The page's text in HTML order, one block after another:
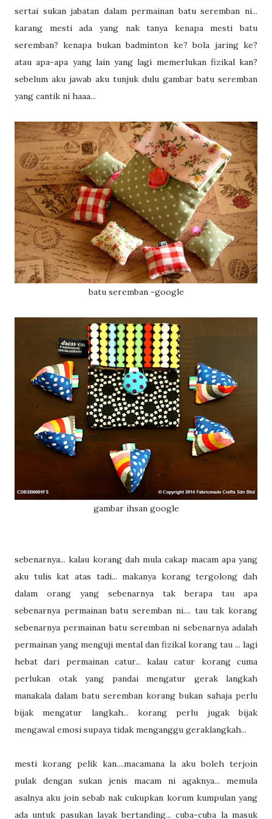
sertai sukan jabatan dalam permainan batu seremban ni...
karang mesti ada yang nak tanya kenapa mesti batu
seremban? kenapa bukan badminton ke? bola jaring ke?
atau apa-apa yang lain yang lagi memerlukan fizikal kan?
sebelum aku jawab aku tunjuk dulu gambar batu seremban
yang cantik ni haaa...
batu seremban -google
gambar ihsan google
sebenarnya... kalau korang dah mula cakap macam apa yang
aku tulis kat atas tadi... makanya korang tergolong dah
dalam orang yang sebenarnya tak berapa tau apa
sebenarnya permainan batu seremban ni.... tau tak korang
sebenarnya permainan batu seremban ni sebenarnya adalah
permainan yang menguji mental dan fizikal korang tau ... lagi
hebat dari permainan catur... kalau catur korang cuma
perlukan otak yang pandai mengatur gerak langkah
manakala dalam batu seremban korang bukan sahaja perlu
bijak mengatur langkah... korang perlu jugak bijak
mengawal emosi supaya tidak menganggu geraklangkah...
mesti korang pelik kan....macamana la aku boleh terjoin
pulak dengan sukan jenis macam ni agaknya... memula
asalnya aku join sebab nak cukupkan korum kumpulan yang
ada untuk pasukan layak bertanding... cuba-cuba la masuk